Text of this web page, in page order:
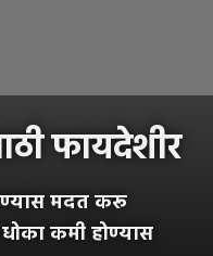
फायदेशीर
मदत करू
कमी होण्यास